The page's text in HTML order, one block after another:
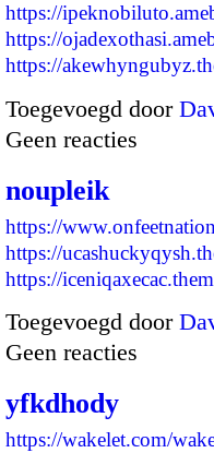
https://
https://
https://
Toegevoegd door
Geen reacties
noupleik
https://
https://
https://
Toegevoegd door
Geen reacties
yfkdhody
https://wakelet.com/